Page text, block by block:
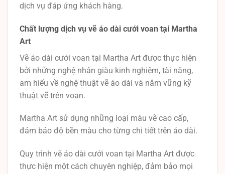
dịch vụ đáp ứng khách hàng.
Chất lượng dịch vụ vẽ áo dài cưới voan tại Martha
Art
Vẽ áo dài cưới voan tại Martha Art được thực hiện
bởi những nghệ nhân giàu kinh nghiệm, tài năng,
am hiểu về nghệ thuật vẽ áo dài và nắm vững kỹ
thuật vẽ trên voan.
Martha Art sử dụng những loại màu vẽ cao cấp,
đảm bảo độ bền màu cho từng chi tiết trên áo dài.
Quy trình vẽ áo dài cưới voan tại Martha Art được
thực hiện một cách chuyên nghiệp, đảm bảo mọi